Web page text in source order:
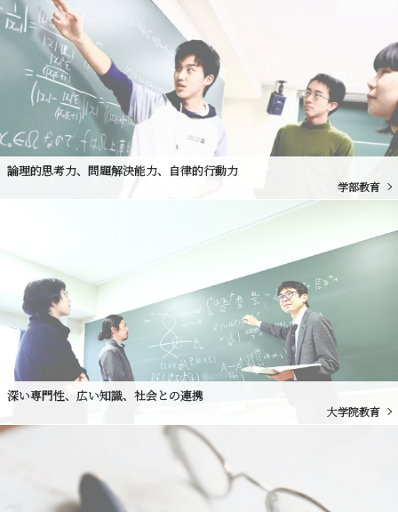
論理的思考力、問題解決能力、自律的行動力
学部教育
深い専門性、広い知識、社会との連携
大学院教育